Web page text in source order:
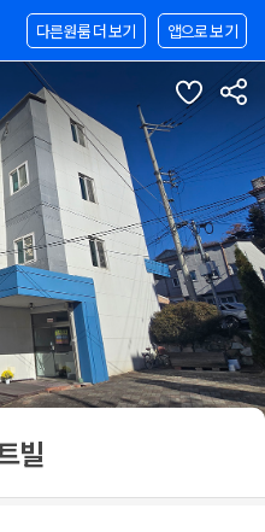
앱으로 보기
다른원룸 더 보기
빌